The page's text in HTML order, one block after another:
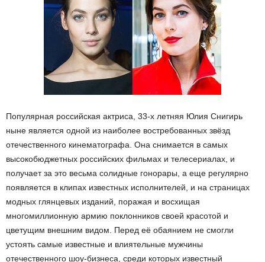
Популярная российская актриса, 33-х летняя Юлия Снигирь
ныне является одной из наиболее востребованных звёзд
отечественного кинематографа. Она снимается в самых
высокобюджетных российских фильмах и телесериалах, и
получает за это весьма солидные гонорары, а еще регулярно
появляется в клипах известных исполнителей, и на страницах
модных глянцевых изданий, поражая и восхищая
многомиллионную армию поклонников своей красотой и
цветущим внешним видом. Перед её обаянием не смогли
устоять самые известные и влиятельные мужчины
отечественного шоу-бизнеса, среди которых известный